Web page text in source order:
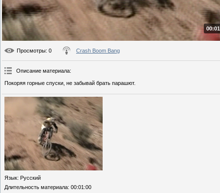
Просмотры: 0 Crash Boom Bang
Описание материала:
Покоряя горные спуски, не забывай брать парашют.
Язык: Русский
Длительность материала: 00:01:00